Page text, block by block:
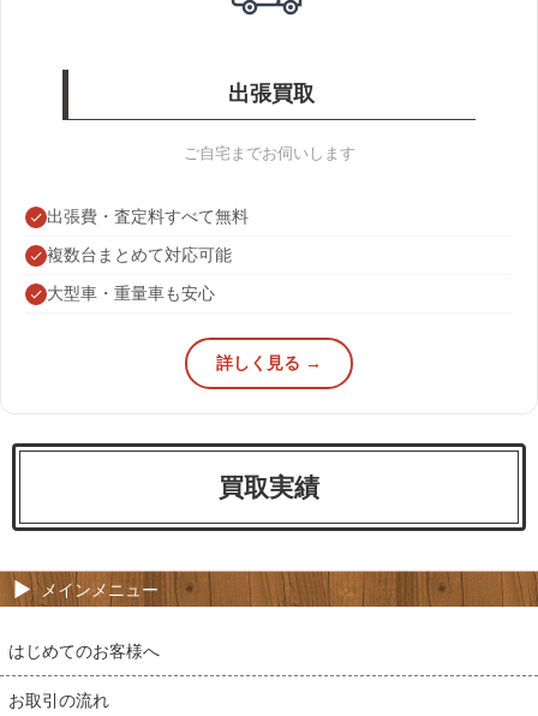
出張買取
ご自宅までお伺いします
出張費・査定料すべて無料
複数台まとめて対応可能
大型車・重量車も安心
詳しく見る →
買取実績
メインメニュー
はじめてのお客様へ
お取引の流れ